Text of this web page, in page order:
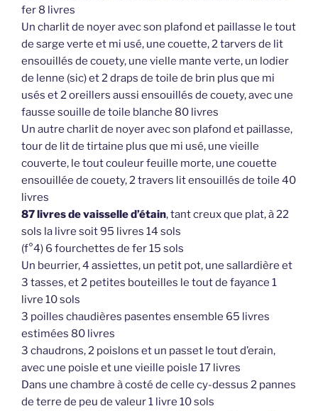
fer 8 livres
Un charlit de noyer avec son plafond et paillasse le tout
de sarge verte et mi usé, une couette, 2 tarvers de lit
ensouillés de couety, une vielle mante verte, un lodier
de lenne (sic) et 2 draps de toile de brin plus que mi
usés et 2 oreillers aussi ensouillés de couety, avec une
fausse souille de toile blanche 80 livres
Un autre charlit de noyer avec son plafond et paillasse,
tour de lit de tirtaine plus que mi usé, une vieille
couverte, le tout couleur feuille morte, une couette
ensouillée de couety, 2 travers lit ensouillés de toile 40
livres
87 livres de vaisselle d’étain, tant creux que plat, à 22
sols la livre soit 95 livres 14 sols
(f°4) 6 fourchettes de fer 15 sols
Un beurrier, 4 assiettes, un petit pot, une sallardière et
3 tasses, et 2 petites bouteilles le tout de fayance 1
livre 10 sols
3 poilles chaudières pasentes ensemble 65 livres
estimées 80 livres
3 chaudrons, 2 poislons et un passet le tout d’erain,
avec une poisle et une vieille poisle 17 livres
Dans une chambre à costé de celle cy-dessus 2 pannes
de terre de peu de valeur 1 livre 10 sols